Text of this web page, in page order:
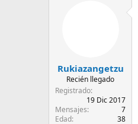
h
i
o
Rukiazangetzu
Recién llegado
Registrado
19 Dic 2017
Mensajes
7
Edad
38